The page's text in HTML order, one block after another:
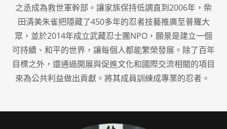
之丞成為救世軍幹部。讓家族保持低調直到2006年，柴
田清美朱雀把隱藏了450多年的忍者技藝推廣至普羅大
眾，並於2014年成立武藏忍士團NPO，願景是建立一個
可持續、和平的世界，讓每個人都能繁榮發展。除了百年
目標之外，還通過開展與促進文化和國際交流相關的項目
來為公共利益做出貢獻。將其成員訓練成專業的忍者。